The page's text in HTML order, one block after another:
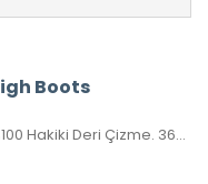
Boots
Chanel Quilted Lambskin High Boots %100 Hakiki Deri Çizme. 36-37-38-39-40-41 numaralar mevcuttur. Topuk yüksekliği 4 cm, topuk dahil yüksekliği 44 cm dir. Kutulu, toz torbalı, sertifikalıdır.